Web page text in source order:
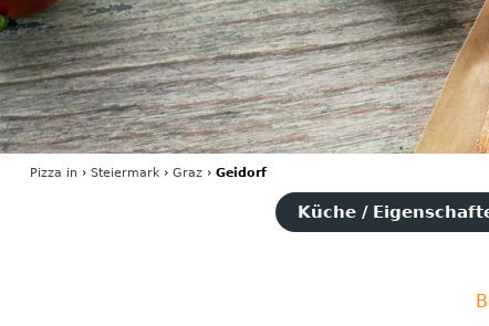
Pizza in › Steiermark› Graz› Geidorf
Küche /